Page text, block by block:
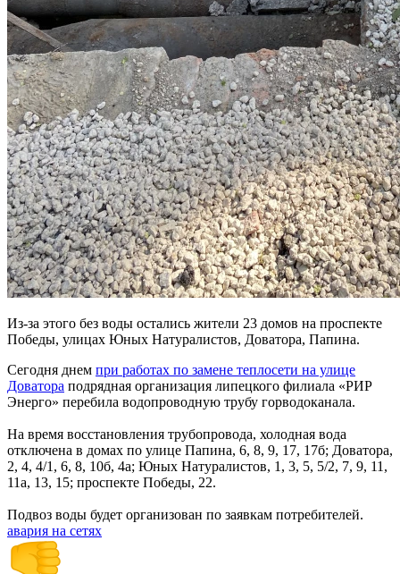
Из-за этого без воды остались жители 23 домов на проспекте
Победы, улицах Юных Натуралистов, Доватора, Папина.
Сегодня днем при работах по замене теплосети на улице
Доватора подрядная организация липецкого филиала «РИР
Энерго» перебила водопроводную трубу горводоканала.
На время восстановления трубопровода, холодная вода
отключена в домах по улице Папина, 6, 8, 9, 17, 17б; Доватора,
2, 4, 4/1, 6, 8, 10б, 4а; Юных Натуралистов, 1, 3, 5, 5/2, 7, 9, 11,
11а, 13, 15; проспекте Победы, 22.
Подвоз воды будет организован по заявкам потребителей.
авария на сетях